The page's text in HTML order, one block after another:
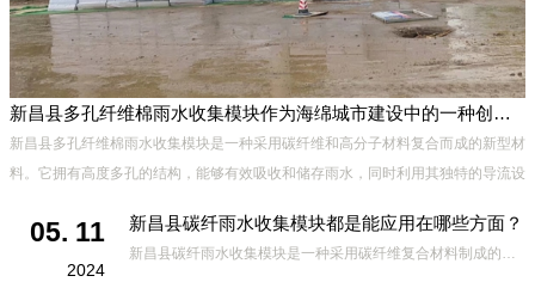
新昌县多孔纤维棉雨水收集模块作为海绵城市建设中的一种创新材料
新昌县多孔纤维棉雨水收集模块是一种采用碳纤维和高分子材料复合而成的新型材
料。它拥有高度多孔的结构，能够有效吸收和储存雨水，同时利用其独特的导流设
05. 11
2024
新昌县碳纤雨水收集模块都是能应用在哪些方面？
新昌县碳纤雨水收集模块是一种采用碳纤维复合材料制成的雨水收集装置，具有*、环保、可持续等诸多优点。这种模块的设计独特，结构轻巧且强度高，耐腐蚀，能够在各种环境条件下稳定运行。其广泛的应用领域不仅体现在城市规